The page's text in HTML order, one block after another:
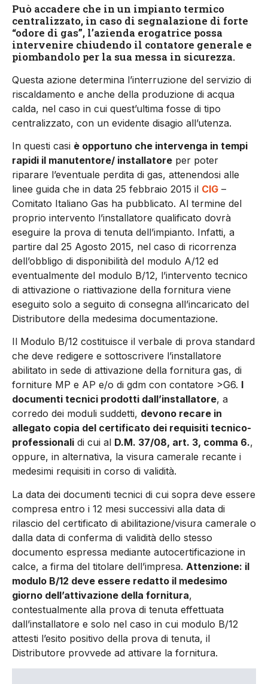
Può accadere che in un impianto termico
centralizzato, in caso di segnalazione di forte
“odore di gas”, l’azienda erogatrice possa
intervenire chiudendo il contatore generale e
piombandolo per la sua messa in sicurezza.
Questa azione determina l’interruzione del servizio di
riscaldamento e anche della produzione di acqua
calda, nel caso in cui quest’ultima fosse di tipo
centralizzato, con un evidente disagio all’utenza.
In questi casi è opportuno che intervenga in tempi
rapidi il manutentore/ installatore per poter
riparare l’eventuale perdita di gas, attenendosi alle
linee guida che in data 25 febbraio 2015 il CIG –
Comitato Italiano Gas ha pubblicato. Al termine del
proprio intervento l’installatore qualificato dovrà
eseguire la prova di tenuta dell’impianto. Infatti, a
partire dal 25 Agosto 2015, nel caso di ricorrenza
dell’obbligo di disponibilità del modulo A/12 ed
eventualmente del modulo B/12, l’intervento tecnico
di attivazione o riattivazione della fornitura viene
eseguito solo a seguito di consegna all’incaricato del
Distributore della medesima documentazione.
Il Modulo B/12 costituisce il verbale di prova standard
che deve redigere e sottoscrivere l’installatore
abilitato in sede di attivazione della fornitura gas, di
forniture MP e AP e/o di gdm con contatore >G6. I
documenti tecnici prodotti dall’installatore, a
corredo dei moduli suddetti, devono recare in
allegato copia del certificato dei requisiti tecnico-
professionali di cui al D.M. 37/08, art. 3, comma 6.,
oppure, in alternativa, la visura camerale recante i
medesimi requisiti in corso di validità.
La data dei documenti tecnici di cui sopra deve essere
compresa entro i 12 mesi successivi alla data di
rilascio del certificato di abilitazione/visura camerale o
dalla data di conferma di validità dello stesso
documento espressa mediante autocertificazione in
calce, a firma del titolare dell’impresa. Attenzione: il
modulo B/12 deve essere redatto il medesimo
giorno dell’attivazione della fornitura,
contestualmente alla prova di tenuta effettuata
dall’installatore e solo nel caso in cui modulo B/12
attesti l’esito positivo della prova di tenuta, il
Distributore provvede ad attivare la fornitura.